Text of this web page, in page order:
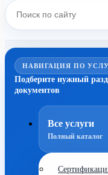
НАВИГАЦИЯ ПО
Подберите нужный
документов
Все услуги
Полный каталог